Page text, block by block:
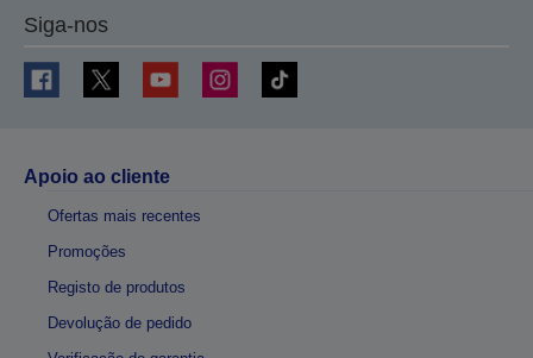
Siga-nos
Apoio ao cliente
Ofertas mais recentes
Promoções
Registo de produtos
Devolução de pedido